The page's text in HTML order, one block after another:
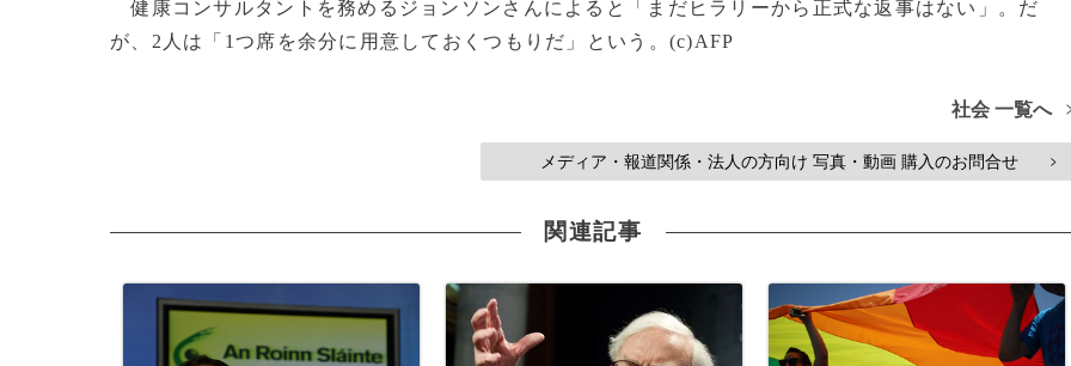
健康コンサルタントを務めるジョンソンさんによると「まだヒラリーから正式な返事はない」。だ
が、2人は「1つ席を余分に用意しておくつもりだ」という。(c)AFP
社会 一覧へ
メディア・報道関係・法人の方向け 写真・動画 購入のお問合せ >
関連記事